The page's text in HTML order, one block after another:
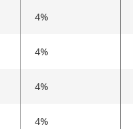
₹150
प्रॉपर्टीच्या बाजार
मूल्याच्या 0.5%
4%
4%
4%
4%